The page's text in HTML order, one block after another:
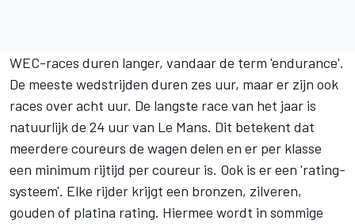
WEC-races duren langer, vandaar de term 'endurance'.
De meeste wedstrijden duren zes uur, maar er zijn ook
races over acht uur. De langste race van het jaar is
natuurlijk de 24 uur van Le Mans. Dit betekent dat
meerdere coureurs de wagen delen en er per klasse
een minimum rijtijd per coureur is. Ook is er een 'rating-
systeem'. Elke rijder krijgt een bronzen, zilveren,
gouden of platina rating. Hiermee wordt in sommige